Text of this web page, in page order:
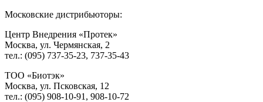
Московские дистрибьюторы:
Центр Внедрения «Протек»
Москва, ул. Чермянская, 2
тел.: (095) 737-35-23, 737-35-43
ТОО «Биотэк»
Москва, ул. Псковская, 12
тел.: (095) 908-10-91, 908-10-72